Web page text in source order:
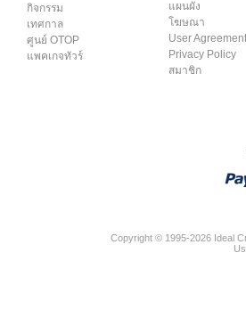
กิจกรรม
เทศกาล
ศูนย์ OTOP
แพคเกจทัวร์
แผนผัง
โฆษณา
User Agreement
Privacy Policy
สมาชิก
Copyright © 1995-2026 Ideal